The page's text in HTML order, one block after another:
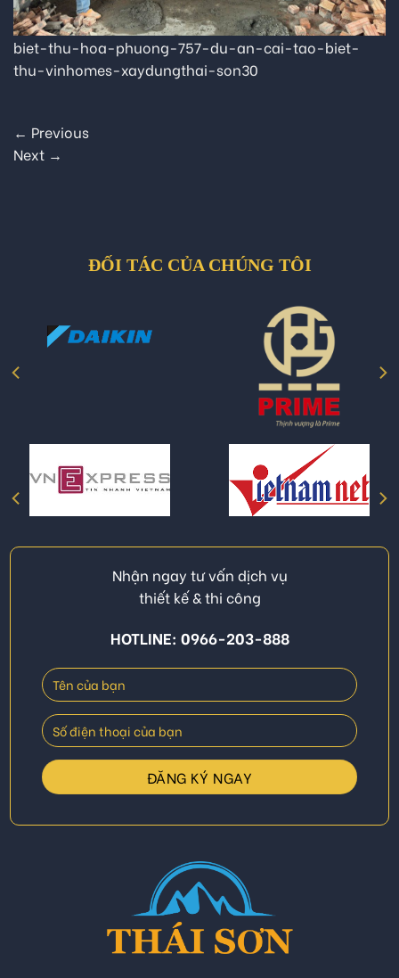
biet-thu-hoa-phuong-757-du-an-cai-tao-biet-
thu-vinhomes-xaydungthai-son30
← Previous
Next →
ĐỐI TÁC CỦA CHÚNG TÔI
Nhận ngay tư vấn dịch vụ
thiết kế & thi công
HOTLINE: 0966-203-888